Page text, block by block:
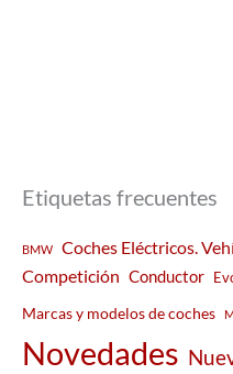
Etiquetas frecuentes
BMW
Coches Eléctricos.
Competición Conductor
Marcas y modelos de coches
Novedades